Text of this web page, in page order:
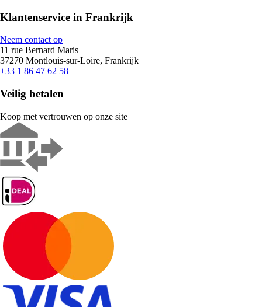
Klantenservice in Frankrijk
Neem contact op
11 rue Bernard Maris
37270 Montlouis-sur-Loire, Frankrijk
+33 1 86 47 62 58
Veilig betalen
Koop met vertrouwen op onze site